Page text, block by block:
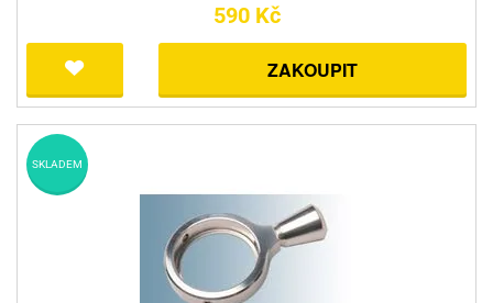
590 Kč
ZAKOUPIT
SKLADEM